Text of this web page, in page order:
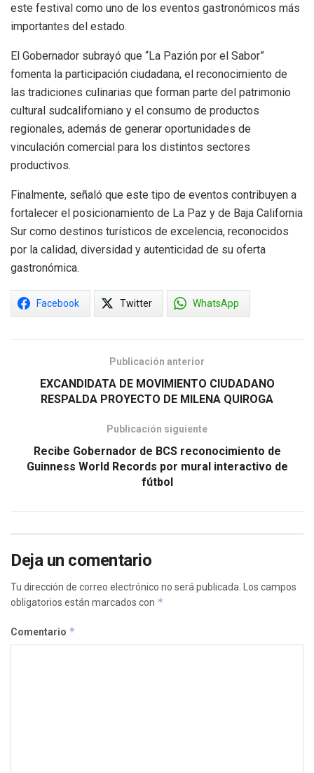
este festival como uno de los eventos gastronómicos más
importantes del estado.
El Gobernador subrayó que “La Pazión por el Sabor”
fomenta la participación ciudadana, el reconocimiento de
las tradiciones culinarias que forman parte del patrimonio
cultural sudcaliforniano y el consumo de productos
regionales, además de generar oportunidades de
vinculación comercial para los distintos sectores
productivos.
Finalmente, señaló que este tipo de eventos contribuyen a
fortalecer el posicionamiento de La Paz y de Baja California
Sur como destinos turísticos de excelencia, reconocidos
por la calidad, diversidad y autenticidad de su oferta
gastronómica.
Facebook Twitter WhatsApp
Publicación anterior
EXCANDIDATA DE MOVIMIENTO CIUDADANO
RESPALDA PROYECTO DE MILENA QUIROGA
Publicación siguiente
Recibe Gobernador de BCS reconocimiento de
Guinness World Records por mural interactivo de
fútbol
Deja un comentario
Tu dirección de correo electrónico no será publicada.
Los campos
obligatorios están marcados con *
Comentario *